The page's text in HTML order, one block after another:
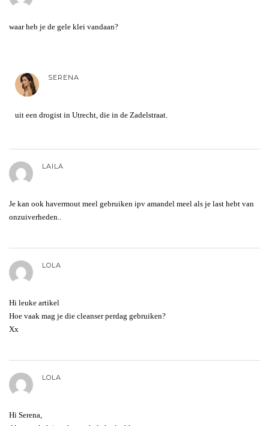
waar heb je de gele klei vandaan?
SERENA
uit een drogist in Utrecht, die in de Zadelstraat.
LAILA
Je kan ook havermout meel gebruiken ipv amandel meel als je last hebt van
onzuiverheden..
LOLA
Hi leuke artikel
Hoe vaak mag je die cleanser perdag gebruiken?
Xx
LOLA
Hi Serena,